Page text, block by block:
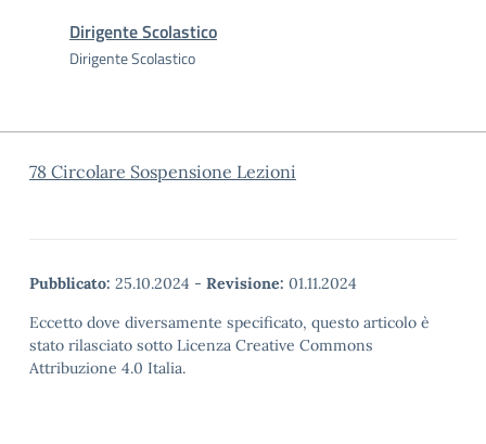
Dirigente Scolastico
Dirigente Scolastico
78 Circolare Sospensione Lezioni
Pubblicato: 25.10.2024 - Revisione: 01.11.2024
Eccetto dove diversamente specificato, questo articolo è
stato rilasciato sotto Licenza Creative Commons
Attribuzione 4.0 Italia.